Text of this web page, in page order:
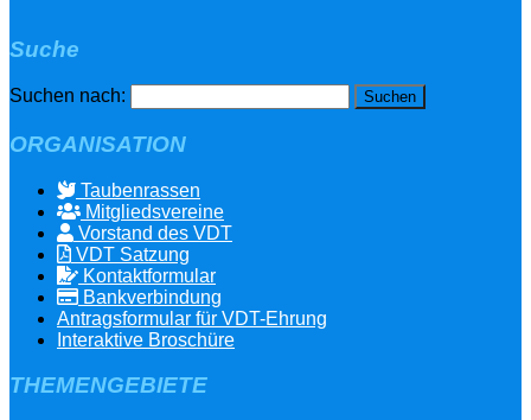
Suche
Suchen nach:
ORGANISATION
Taubenrassen
Mitgliedsvereine
Vorstand des VDT
VDT Satzung
Kontaktformular
Bankverbindung
Antragsformular für VDT-Ehrung
Interaktive Broschüre
THEMENGEBIETE